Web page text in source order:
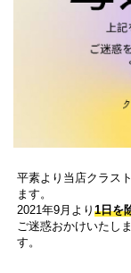
平素より当店クラス
ます。
2021年9月より1日を
ご迷惑おかけいたし
す。